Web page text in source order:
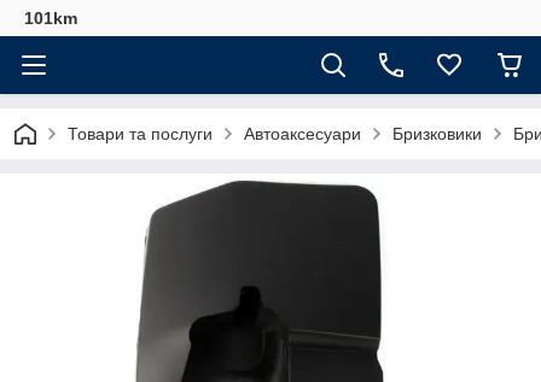
101km
Товари та послуги Автоаксесуари Бризковики